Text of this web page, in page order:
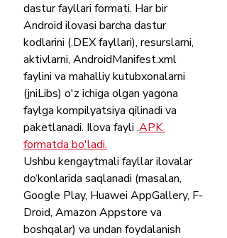
dastur fayllari formati. Har bir
Android ilovasi barcha dastur
kodlarini (.DEX fayllari), resurslarni,
aktivlarni, AndroidManifest.xml
faylini va mahalliy kutubxonalarni
(jniLibs) o'z ichiga olgan yagona
faylga kompilyatsiya qilinadi va
paketlanadi. Ilova fayli .APK
formatda bo'ladi.
Ushbu kengaytmali fayllar ilovalar
do‘konlarida saqlanadi (masalan,
Google Play, Huawei AppGallery, F-
Droid, Amazon Appstore va
boshqalar) va undan foydalanish